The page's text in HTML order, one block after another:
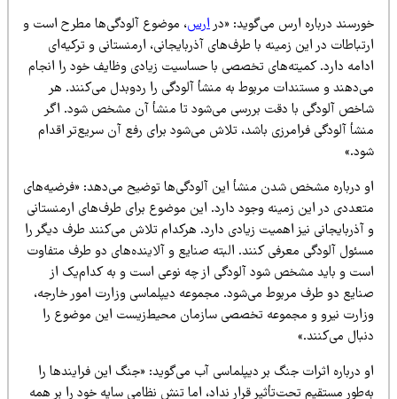
درباره ارس می‌گوید: «درارس، موضوع آلودگی‌ها مطرح است و
در این زمینه با طرف‌های آذربایجانی، ارمنستانی و ترکیه‌ای
دارد. کمیته‌های تخصصی با حساسیت زیادی وظایف خود را انجام
و مستندات مربوط به منشأ آلودگی را ردوبدل می‌کنند. هر
آلودگی با دقت بررسی می‌شود تا منشأ آن مشخص شود. اگر
آلودگی فرامرزی باشد، تلاش می‌شود برای رفع آن سریع‌تر اقدام
درباره مشخص شدن منشأ این آلودگی‌ها توضیح می‌دهد: «فرضیه‌های
در این زمینه وجود دارد. این موضوع برای طرف‌های ارمنستانی
آذربایجانی نیز اهمیت زیادی دارد. هرکدام تلاش می‌کنند طرف دیگر را
آلودگی معرفی کنند. البته صنایع و آلاینده‌های دو طرف متفاوت
و باید مشخص شود آلودگی از چه نوعی است و به کدام‌یک از
دو طرف مربوط می‌شود. مجموعه دیپلماسی وزارت امور خارجه،
نیرو و مجموعه تخصصی سازمان محیط‌زیست این موضوع را
می‌کنند.»
درباره اثرات جنگ بر دیپلماسی آب می‌گوید: «جنگ این فرایندها را
مستقیم تحت‌تأثیر قرار نداد، اما تنش نظامی سایه خود را بر همه